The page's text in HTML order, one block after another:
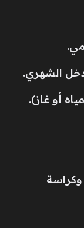
الشهري.
أو غاز).